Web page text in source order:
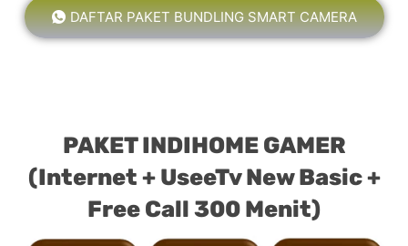
DAFTAR PAKET BUNDLING SMART CAMERA
PAKET INDIHOME GAMER
(Internet + UseeTv New Basic +
Free Call 300 Menit)